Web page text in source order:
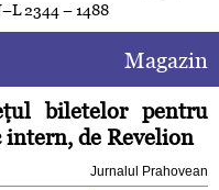
2344 – 1488
Magazin
biletelor pentru
de Revelion
Jurnalul Prahovean